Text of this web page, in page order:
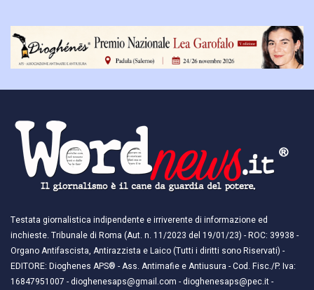
Testata giornalistica indipendente e irriverente di informazione ed
inchieste. Tribunale di Roma (Aut. n. 11/2023 del 19/01/23) - ROC: 39938 -
Organo Antifascista, Antirazzista e Laico (Tutti i diritti sono Riservati) -
EDITORE: Dioghenes APS® - Ass. Antimafie e Antiusura - Cod. Fisc./P. Iva:
16847951007 - dioghenesaps@gmail.com - dioghenesaps@pec.it - ​​